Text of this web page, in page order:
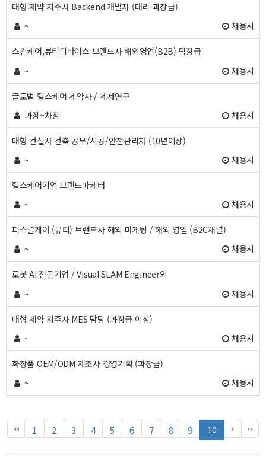
대형 제약 지주사 Backend 개발자 (대리-과장급)
~
채용시
스킨케어,뷰티디바이스 브랜드사 해외영업(B2B) 팀장급
~
채용시
글로벌 헬스케어 제약사 / 제제연구
과장~차장
채용시
대형 건설사 건축 공무/시공/안전관리자 (10년이상)
~
채용시
헬스케어기업 브랜드마케터
~
채용시
퍼스널케어 (뷰티) 브랜드사 해외 마케팅 / 해외 영업 (B2C채널)
~
채용시
로봇 AI 전문기업 / Visual SLAM Engineer외
~
채용시
대형 제약 지주사 MES 담당 (과장급 이상)
~
채용시
화장품 OEM/ODM 제조사 경영기획 (과장급)
~
채용시
1
이
2페
이
3페
이
4페
이
5
이
6페
이
7페
이
8페
이
9페
이
린
10
이
지